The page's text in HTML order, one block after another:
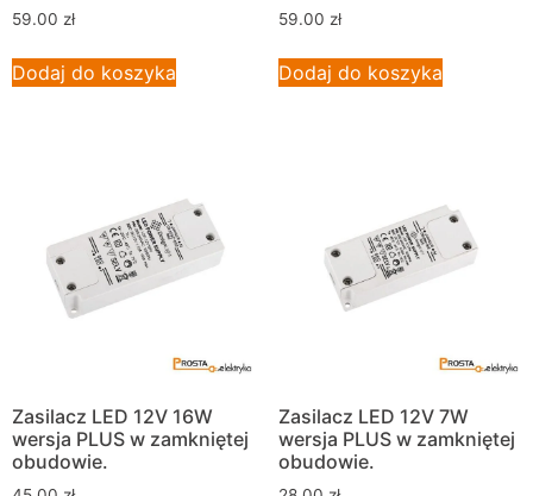
59.00 zł
Dodaj do koszyka
59.00 zł
Dodaj do koszyka
Zasilacz LED 12V 16W
wersja PLUS w zamkniętej
obudowie.
Zasilacz LED 12V 7W
wersja PLUS w zamkniętej
obudowie.